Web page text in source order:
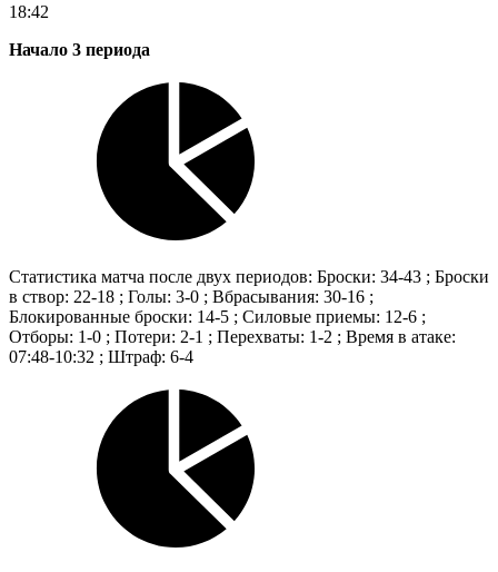
18:42
Начало 3 периода
Статистика матча после двух периодов: Броски: 34-43 ; Броски
в створ: 22-18 ; Голы: 3-0 ; Вбрасывания: 30-16 ;
Блокированные броски: 14-5 ; Силовые приемы: 12-6 ;
Отборы: 1-0 ; Потери: 2-1 ; Перехваты: 1-2 ; Время в атаке:
07:48-10:32 ; Штраф: 6-4